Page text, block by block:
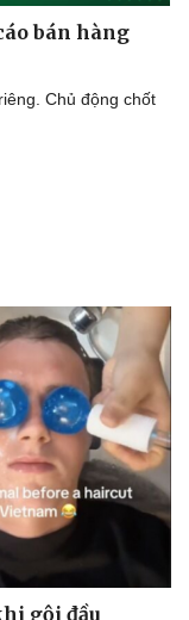
bán hàng
Chủ động chốt
gội đầu